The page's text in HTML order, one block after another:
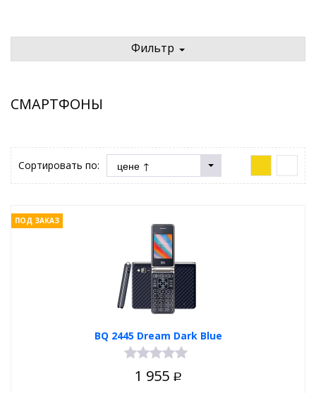
Фильтр
СМАРТФОНЫ
Сортировать по:
BQ 2445 Dream Dark Blue
ПОД ЗАКАЗ
1 955 Р